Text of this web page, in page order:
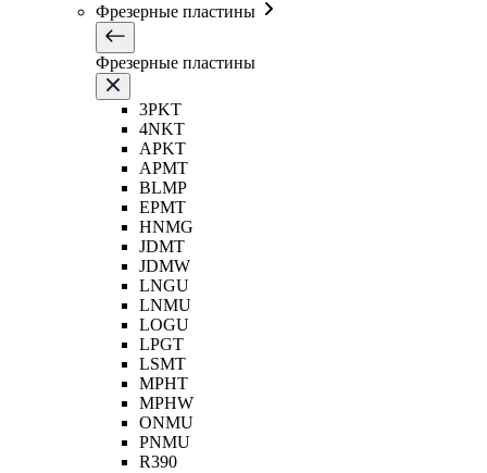
Фрезерные пластины
Фрезерные пластины
3PKT
4NKT
APKT
APMT
BLMP
EPMT
HNMG
JDMT
JDMW
LNGU
LNMU
LOGU
LPGT
LSMT
MPHT
MPHW
ONMU
PNMU
R390